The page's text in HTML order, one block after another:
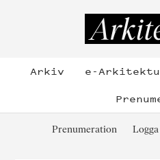
Arkiv e-
Prenumeration